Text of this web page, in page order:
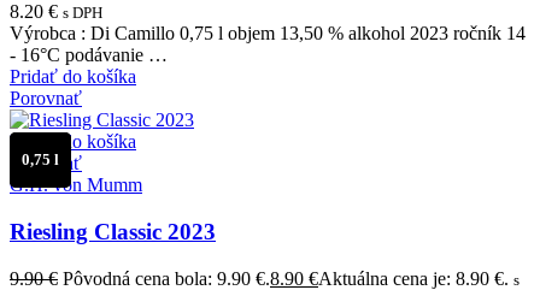
8.20 € s DPH
Výrobca : Di Camillo 0,75 l objem 13,50 % alkohol 2023 ročník 14
- 16°C podávanie …
Pridať do košíka
Porovnať
Pridať do košíka
Porovnať
G.H. von Mumm
Riesling Classic 2023
9.90€ Pôvodná cena bola: 9.90 €.8.90 €Aktuálna cena je: 8.90 €. s
0,75 l